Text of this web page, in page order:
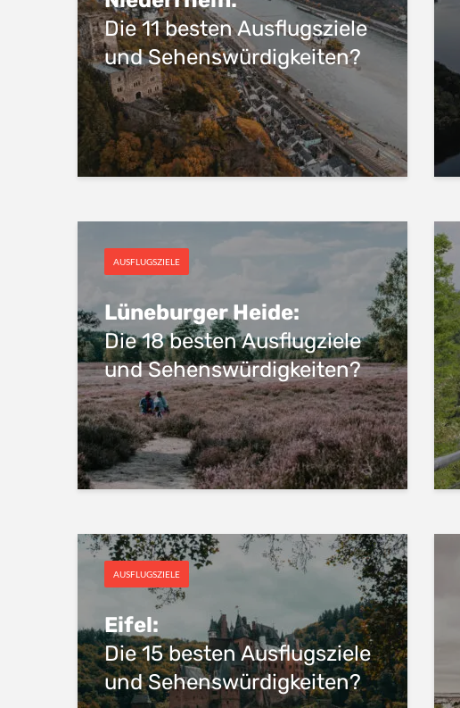
Die 11 besten Ausflugsziele
und Sehenswürdigkeiten?
AUSFLUGSZIELE
Lüneburger Heide:
Die 18 besten Ausflugziele
und Sehenswürdigkeiten?
AUSFLUGSZIELE
Eifel:
Die 15 besten Ausflugsziele
und Sehenswürdigkeiten?